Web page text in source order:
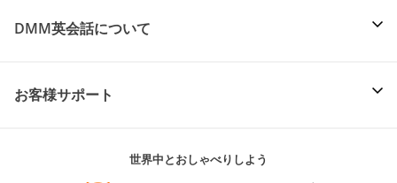
DMM英会話について
お客様サポート
世界中とおしゃべりしよう